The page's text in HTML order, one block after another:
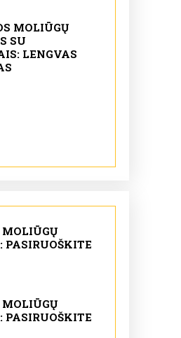
MOLIŪGŲ
SU
LENGVAS
PASIRUOŠKITE
PASIRUOŠKITE